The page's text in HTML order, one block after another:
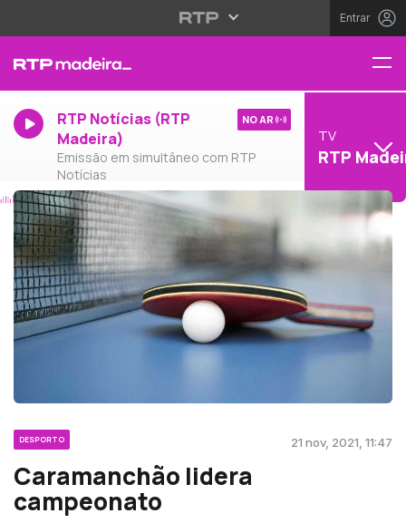
Entrar
RTP Notícias (RTP
Madeira)
Emissão em simultâneo com RTP
Notícias
NO AR
TV
RTP
DESPORTO 21 nov, 2021, 11:47
Caramanchão lidera
campeonato